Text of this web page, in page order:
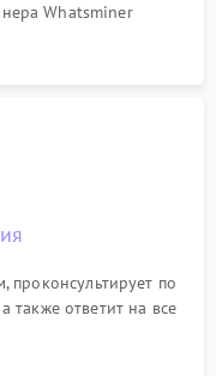
Whatsminer
проконсультирует по
также ответит на все